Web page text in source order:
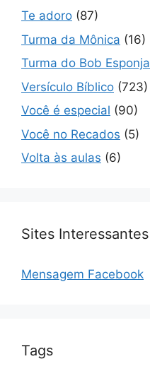
Te adoro (87)
Turma da Mônica (16)
Turma do Bob Esponja
Versículo Bíblico (723)
Você é especial (90)
Você no Recados (5)
Volta às aulas (6)
Sites Interessantes
Mensagem Facebook
Tags